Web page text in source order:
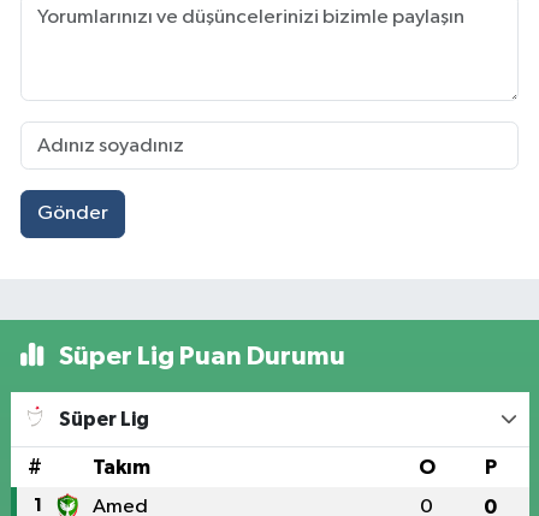
Gönder
Süper Lig Puan Durumu
Süper Lig
# Takım O P
1 Amed 0 0